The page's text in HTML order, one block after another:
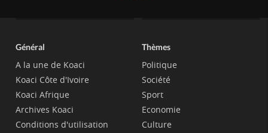
Général
A la une de Koaci
Koaci Côte d'Ivoire
Koaci Afrique
Archives Koaci
Conditions d'utilisation
Thèmes
Politique
Société
Sport
Economie
Culture